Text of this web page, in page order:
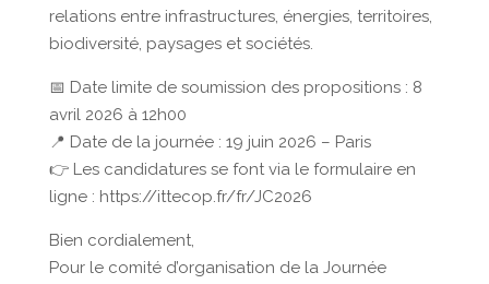
relations entre infrastructures, énergies, territoires,
biodiversité, paysages et sociétés.
📅 Date limite de soumission des propositions : 8
avril 2026 à 12h00
📍 Date de la journée : 19 juin 2026 – Paris
👉 Les candidatures se font via le formulaire en
ligne : https://ittecop.fr/fr/JC2026
Bien cordialement,
Pour le comité d’organisation de la Journée